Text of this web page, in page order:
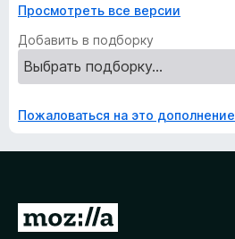
Просмотреть все версии
Добавить в подборку
Пожаловаться на это дополнение
П